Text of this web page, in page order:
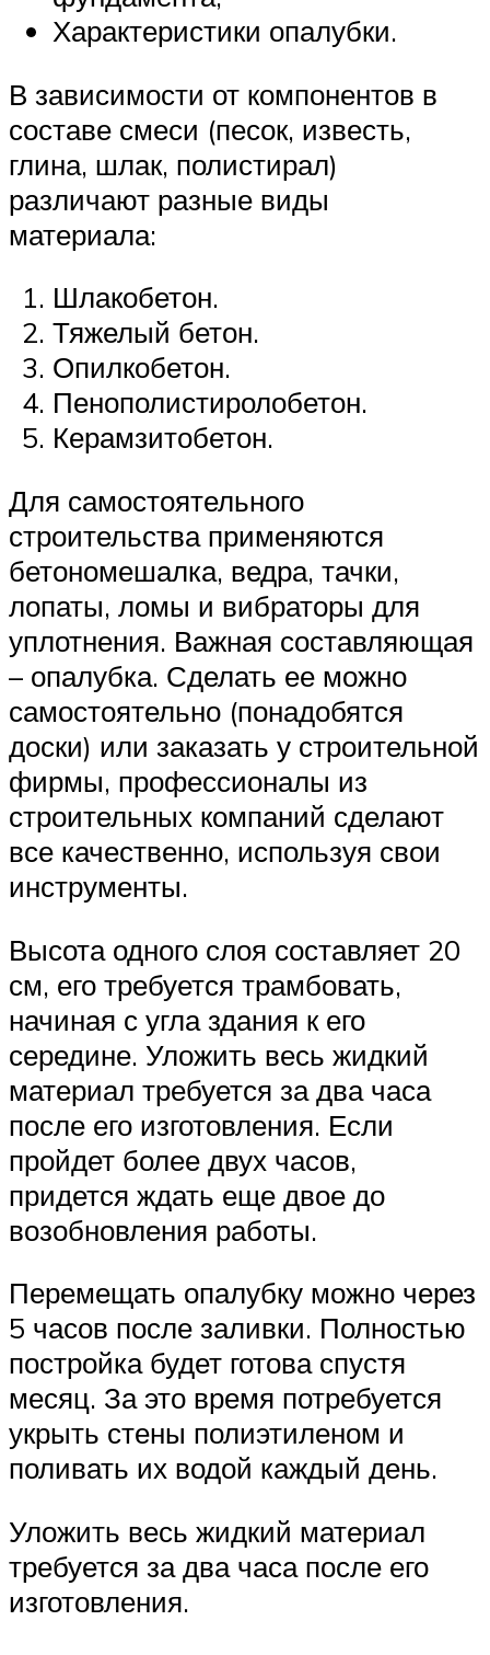
Характеристики опалубки.
В зависимости от компонентов в
составе смеси (песок, известь,
глина, шлак, полистирал)
различают разные виды
материала:
Шлакобетон.
Тяжелый бетон.
Опилкобетон.
Пенополистиролобетон.
Керамзитобетон.
Для самостоятельного
строительства применяются
бетономешалка, ведра, тачки,
лопаты, ломы и вибраторы для
уплотнения. Важная составляющая
– опалубка. Сделать ее можно
самостоятельно (понадобятся
доски) или заказать у строительной
фирмы, профессионалы из
строительных компаний сделают
все качественно, используя свои
инструменты.
Высота одного слоя составляет 20
см, его требуется трамбовать,
начиная с угла здания к его
середине. Уложить весь жидкий
материал требуется за два часа
после его изготовления. Если
пройдет более двух часов,
придется ждать еще двое до
возобновления работы.
Перемещать опалубку можно через
5 часов после заливки. Полностью
постройка будет готова спустя
месяц. За это время потребуется
укрыть стены полиэтиленом и
поливать их водой каждый день.
Уложить весь жидкий материал
требуется за два часа после его
изготовления.